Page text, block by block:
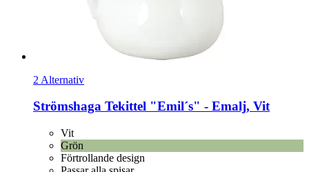
2 Alternativ
Strömshaga Tekittel "Emil´s" -​ Emalj, Vit
Vit
Grön
Förtrollande design